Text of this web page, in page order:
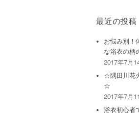
最近の投稿
お悩み別！
な浴衣の柄
2017年7月
☆隅田川花
☆
2017年7月
浴衣初心者